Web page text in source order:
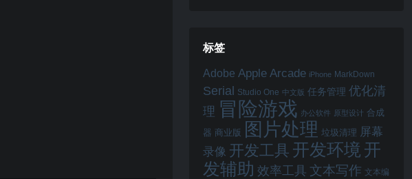
标签
Adobe Apple Arcade iPhone MarkDown
Serial Studio One 中文版 任务管理 优化清
理 冒险游戏 办公软件 原型设计 合成
器 商业版 图片处理 垃圾清理 屏幕
录像 开发工具 开发环境 开
发辅助 效率工具 文本写作 文本编